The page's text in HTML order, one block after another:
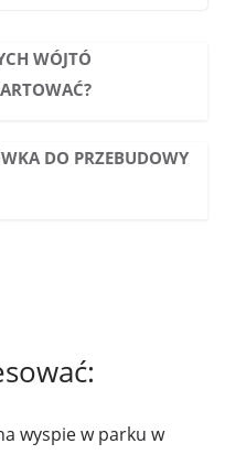
WÓJTÓ
DO PRZEBUDOWY
wyspie w parku w